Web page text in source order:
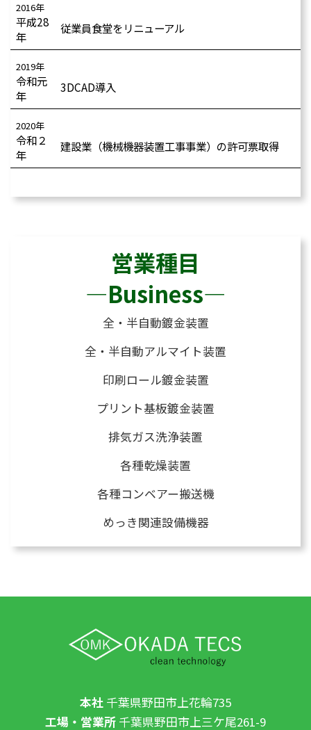
2016年
平成28
年
従業員食堂をリニューアル
2019年
令和元
年
3DCAD導入
2020年
令和２
年
建設業（機械機器装置工事事業）の許可票取得
営業種目
―Business―
全・半自動鍍金装置
全・半自動アルマイト装置
印刷ロール鍍金装置
プリント基板鍍金装置
排気ガス洗浄装置
各種乾燥装置
各種コンベアー搬送機
めっき関連設備機器
本社 千葉県野田市上花輪735
工場・営業所 千葉県野田市上三ケ尾261-9